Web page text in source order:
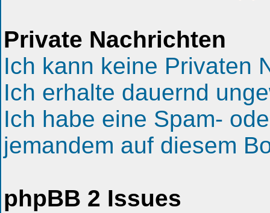
Private Nachrichten
Ich kann keine Privaten
Ich erhalte dauernd
Ich habe eine Spam-
jemandem auf diesem
phpBB 2 Issues